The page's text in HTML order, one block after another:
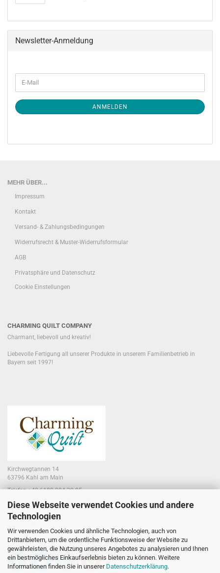
Diese Webseite verwendet Cookies und andere
Technologien
Wir verwenden Cookies und ähnliche Technologien, auch von
Drittanbietern, um die ordentliche Funktionsweise der Website zu
gewährleisten, die Nutzung unseres Angebotes zu analysieren und Ihnen
ein bestmögliches Einkaufserlebnis bieten zu können. Weitere
Informationen finden Sie in unserer Datenschutzerklärung.
Newsletter-Anmeldung
ZUR
NEWSLETTER-
ANMELDUNG
E-
Mail
ANMELDEN
MEHR ÜBER...
Impressum
Kontakt
Versand- & Zahlungsbedingungen
Widerrufsrecht & Muster-Widerrufsformular
AGB
Privatsphäre und Datenschutz
Cookie Einstellungen
CHARMING QUILT COMPANY
Charmant, liebevoll und kreativ!
Liebevolle Fertigung all unserer Produkte in unserem Familienbetrieb in
Bayern seit 1997!
Kirchwegtannen 14
63796 Kahl am Main
Telefon +49 6188 994 30 85
Laden:
Hauptstraße 10
63796 Kahl am Main